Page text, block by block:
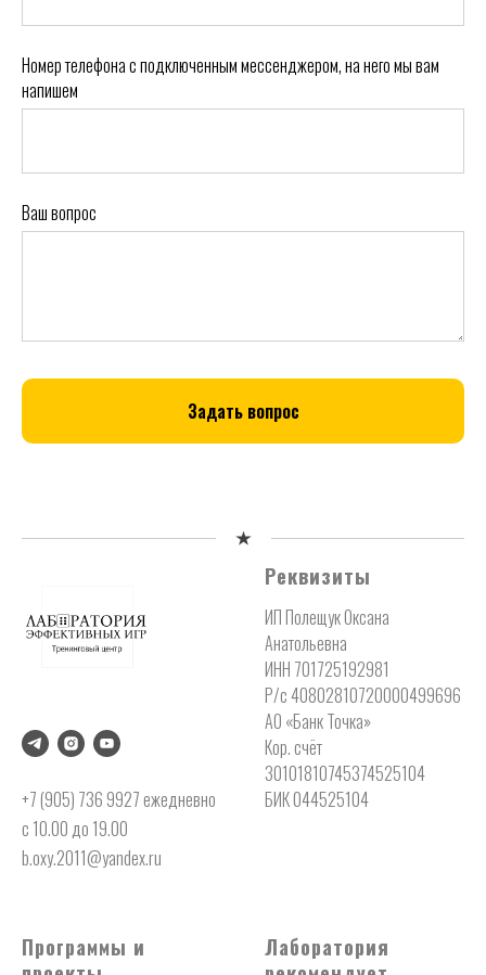
Номер телефона с подключенным мессенджером, на него мы вам
напишем
Ваш вопрос
Задать вопрос
+7 (905) 736 9927 ежедневно
с 10.00 до 19.00
b.oxy.2011@yandex.ru
Реквизиты
ИП Полещук Оксана
Анатольевна
ИНН 701725192981
Р/с 40802810720000499696
АО «Банк Точка»
Кор. счёт
30101810745374525104
БИК 044525104
Программы и
Лаборатория